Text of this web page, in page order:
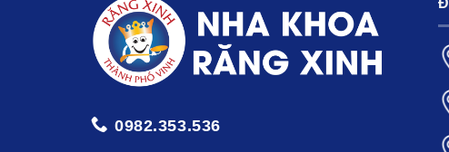
0982.353.536